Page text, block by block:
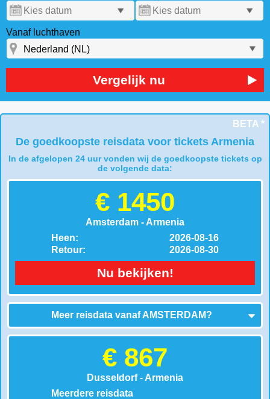
Vanaf luchthaven
Vergelijk nu
BETA *
De goedkoopste reisdata voor tickets Armenia
In de afgelopen 24 uur vonden wij de goedkoopste tickets op
de volgende data:
€ 1450
Amsterdam - Armenia
Heen:
Retour:
2026-08-16
2026-08-30
Nu bekijken!
Meer reisdata vanafAMSTERDAM?
€ 867
Dusseldorf - Armenia
Meerdere reisdata